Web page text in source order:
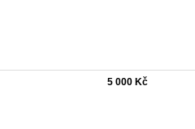
5 000 Kč